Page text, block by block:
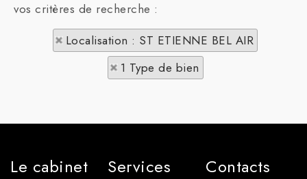
vos critères de recherche :
Localisation : ST ETIENNE BEL AIR
1 Type de bien
Le cabinet Services Contacts